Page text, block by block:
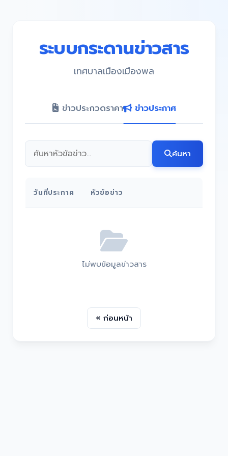
ระบบกระดานข่าวสาร
เทศบาลเมืองเมืองพล
ข่าวประกวดราคา ข่าวประกาศ
ค้นหา
วันที่ประกาศ หัวข้อข่าว
ไม่พบข้อมูลข่าวสาร
« ก่อนหน้า